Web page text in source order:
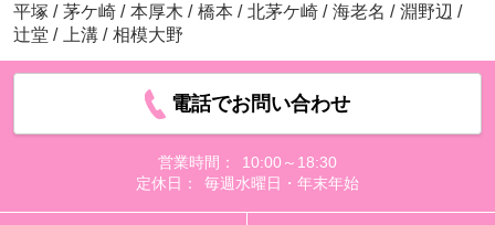
平塚 / 茅ケ崎 / 本厚木 / 橋本 / 北茅ケ崎 / 海老名 / 淵野辺 /
辻堂 / 上溝 / 相模大野
電話でお問い合わせ
営業時間：
10:00～18:30
定休日：
毎週水曜日・年末年始